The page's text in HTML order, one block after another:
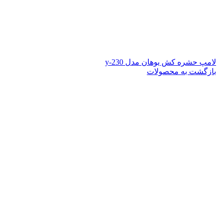
لامپ حشره کش یوهان مدل y-230
بازگشت به محصولات